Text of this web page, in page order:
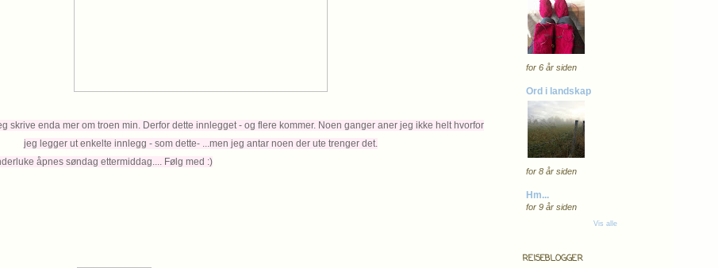
skrive enda mer om troen min. Derfor dette innlegget - og flere kommer. Noen ganger aner jeg ikke helt hvorfor
jeg legger ut enkelte innlegg - som dette- ...men jeg antar noen der ute trenger det.
åpnes søndag ettermiddag.... Følg med :)
for 6 år siden
Ord i landskap
for 8 år siden
Hm...
for 9 år siden
Vis alle
REISEBLOGGER